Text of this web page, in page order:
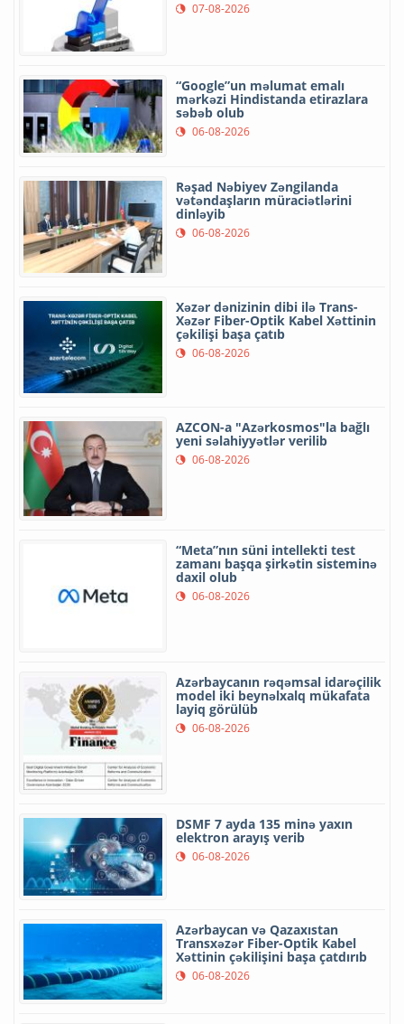
07-08-2026
“Google”un məlumat emalı
mərkəzi Hindistanda etirazlara
səbəb olub
06-08-2026
Rəşad Nəbiyev Zəngilanda
vətəndaşların müraciətlərini
dinləyib
06-08-2026
Xəzər dənizinin dibi ilə Trans-
Xəzər Fiber-Optik Kabel Xəttinin
çəkilişi başa çatıb
06-08-2026
AZCON-a "Azərkosmos"la bağlı
yeni səlahiyyətlər verilib
06-08-2026
“Meta”nın süni intellekti test
zamanı başqa şirkətin sisteminə
daxil olub
06-08-2026
Azərbaycanın rəqəmsal idarəçilik
model iki beynəlxalq mükafata
layiq görülüb
06-08-2026
DSMF 7 ayda 135 minə yaxın
elektron arayış verib
06-08-2026
Azərbaycan və Qazaxıstan
Transxəzər Fiber-Optik Kabel
Xəttinin çəkilişini başa çatdırıb
06-08-2026